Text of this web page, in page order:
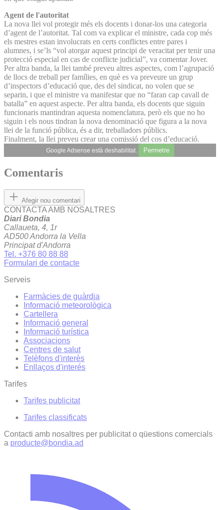
Agent de l'autoritat
La nova llei vol protegir més els docents i donar-los una categoria
d’agent de l’autoritat. Tal com va explicar el ministre, cada cop més
els mestres estan involucrats en certs conflictes entre pares i
alumnes, i se’ls “vol atorgar aquest principi de veracitat per tenir una
protecció especial en cas de conflicte judicial”, va comentar Jover.
Per altra banda, la llei també preveu altres aspectes, com l’agrupació
de llocs de treball per famílies, en què es va preveure un grup
d’inspectors d’educació que, des del sindicat, no volen que se
separin, i que el ministre va manifestar que no “faran cap cavall de
batalla” en aquest aspecte. Per altra banda, els docents que siguin
funcionaris mantindran aquesta nomenclatura, però els que no ho
siguin i els nous tindran la nova denominació que figura a la nova
llei de la funció pública, és a dir, treballadors públics.
Finalment, la llei preveu crear una comissió del cos d’educació.
Google Adsense està deshabilitat. Permetre
Comentaris
Afegir nou comentari
CONTACTA AMB NOSALTRES
Diari Bondia
Callaueta, 4, 1r
AD500 Andorra la Vella
Principat d'Andorra
Tel. +376 80 88 88
Formulari de contacte
Serveis
Farmàcies de guàrdia
Informació meteorològica
Cartellera
Informació general
Informació turística
Associacions
Centres de salut
Telèfons d'interès
Enllaços d'interés
Tarifes
Tarifes publicitat
Tarifes classificats
Contacti amb nosaltres per publicitat o qüestions comercials
a producte@bondia.ad